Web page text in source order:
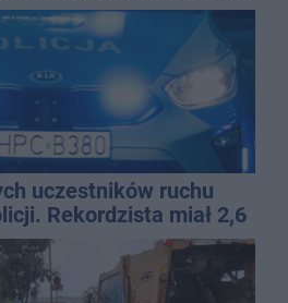
uczestników ruchu
Rekordzista miał 2,6